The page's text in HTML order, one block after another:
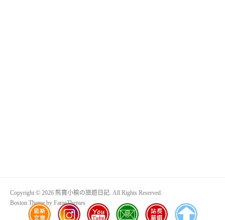
Copyright © 2026 熊寶小榆の旅遊日記. All Rights Reserved.
Boston Theme by FameThemes